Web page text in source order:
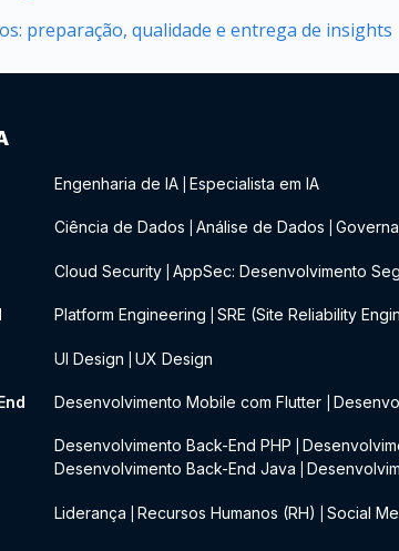
preparação, qualidade e entrega de insights
Engenharia de IA Especialista em IA
Ciência de Dados Análise de Dados
Cloud Security AppSec: Desenvolvimento
Platform Engineering SRE (Site Reliability
UI Design UX Design
Desenvolvimento Mobile com Flutter
Desenvolvimento Back-End PHP
Desenvolvimento Back-End Java
Liderança Recursos Humanos (RH) Social